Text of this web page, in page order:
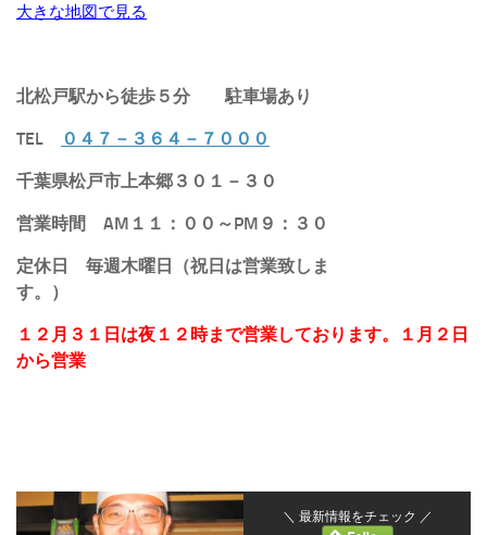
大きな地図で見る
北松戸駅から徒歩５分 駐車場あり
TEL ０４７－３６４－７０００
千葉県松戸市上本郷３０１－３０
営業時間 AM１１：００～PM９：３０
定休日 毎週木曜日（祝日は営業致しま
す。）
１２月３１日は夜１２時まで営業しております。１月２日
から営業
＼ 最新情報をチェック ／